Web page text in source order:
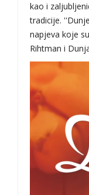
kao i
tradicije.
napjeva koje
Rihtman i